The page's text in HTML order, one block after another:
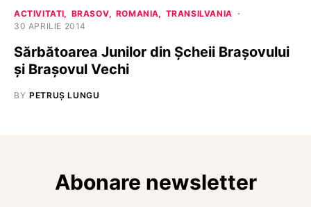
ACTIVITATI BRASOV ROMANIA
TRANSILVANIA
30 APRILIE 2014
Sărbătoarea Junilor din Șcheii Brașovului
și Brașovul Vechi
BY PETRUȘ LUNGU
Abonare newsletter